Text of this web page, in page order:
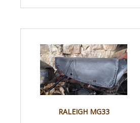
RALEIGH MG33